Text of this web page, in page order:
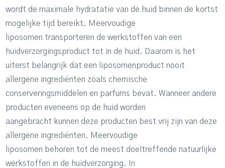
wordt de maximale hydratatie van de huid binnen de kortst
mogelijke tijd bereikt. Meervoudige
liposomen transporteren de werkstoffen van een
huidverzorgingsproduct tot in de huid. Daarom is het
uiterst belangrijk dat een liposomenproduct nooit
allergene ingrediënten zoals chemische
conserveringsmiddelen en parfums bevat. Wanneer andere
producten eveneens op de huid worden
aangebracht kunnen deze producten best vrij zijn van deze
allergene ingrediënten. Meervoudige
liposomen behoren tot de meest doeltreffende natuurlijke
werkstoffen in de huidverzorging. In